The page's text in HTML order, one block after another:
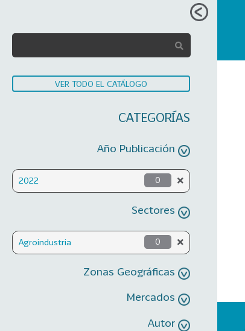
VER TODO EL CATÁLOGO
CATEGORÍAS
Año Publicación
2022 0
Sectores
Agroindustria 0
Zonas Geográficas
Mercados
Autor